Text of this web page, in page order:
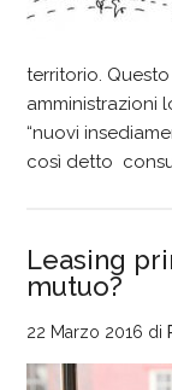
territorio.
amministrazioni
“nuovi
così detto
Leasing
mutuo?
22 Marzo 2016 di